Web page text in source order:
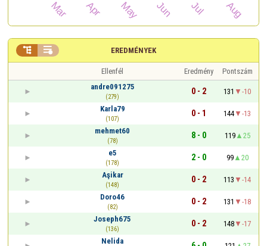
EREDMÉNYEK
 
Ellenfél Eredmény
Pontszám
andre091275
(279)
0 - 2 131
-10
Karla79
(107)
0 - 1 144
-13
mehmet60
(78)
8 - 0 119
25
e5
(178)
2 - 0 99
20
Aşikar
(148)
0 - 2 113
-14
Doro46
(82)
0 - 2 131
-18
Joseph675
(136)
0 - 2 148
-17
Nelida